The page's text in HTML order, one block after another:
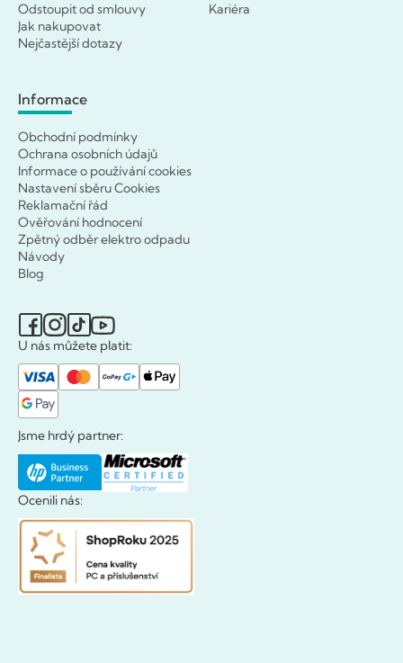
Odstoupit od smlouvy
Jak nakupovat
Nejčastější dotazy
Kariéra
Informace
Obchodní podmínky
Ochrana osobních údajů
Informace o používání cookies
Nastavení sběru Cookies
Reklamační řád
Ověřování hodnocení
Zpětný odběr elektro odpadu
Návody
Blog
U nás můžete platit:
Jsme hrdý partner:
Ocenili nás: